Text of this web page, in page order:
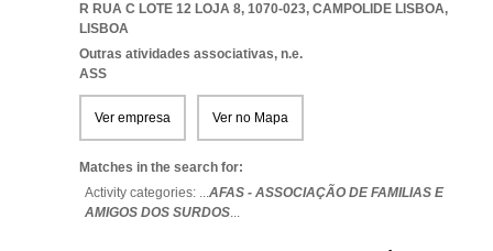
R RUA C LOTE 12 LOJA 8, 1070-023, CAMPOLIDE LISBOA,
LISBOA
Outras atividades associativas, n.e.
ASS
Ver empresa Ver no Mapa
Matches in the search for:
Activity categories: ...AFAS - ASSOCIAÇÃO DE FAMILIAS E
AMIGOS DOS SURDOS...